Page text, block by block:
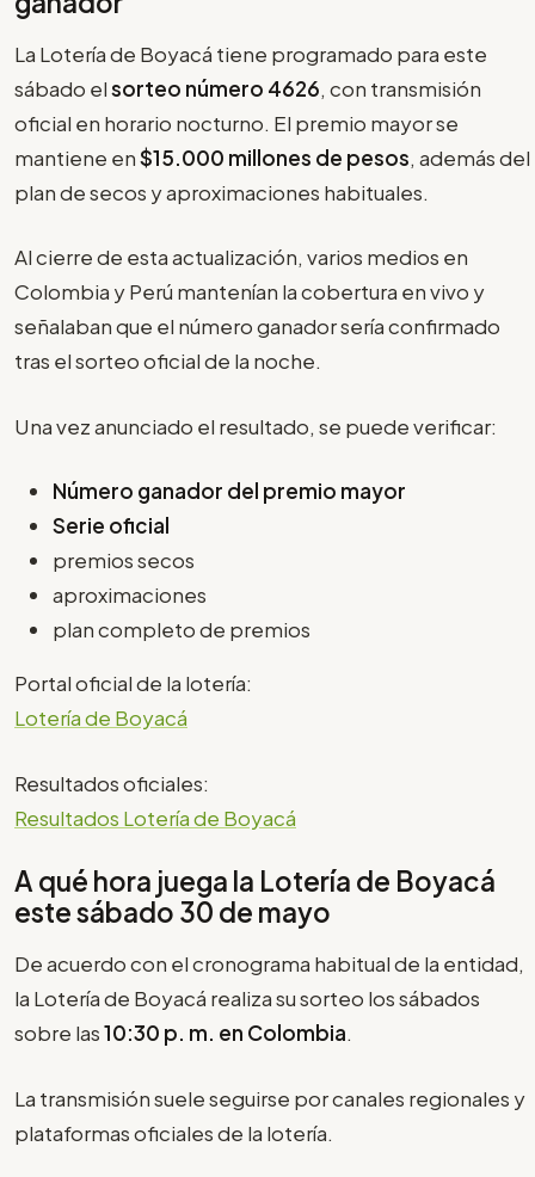
La Lotería de Boyacá tiene programado para este
sábado elsorteo número 4626, con transmisión
oficial en horario nocturno. El premio mayor se
mantiene en$15.000 millones de pesos, además del
plan de secos y aproximaciones habituales.
Al cierre de esta actualización, varios medios en
Colombia y Perú mantenían la cobertura en vivo y
señalaban que el número ganador sería confirmado
tras el sorteo oficial de la noche.
Una vez anunciado el resultado, se puede verificar:
Número ganador del premio mayor
Serie oficial
premios secos
aproximaciones
plan completo de premios
Portal oficial de la lotería:
Lotería de Boyacá
Resultados oficiales:
Resultados Lotería de Boyacá
A qué hora juega la Lotería de Boyacá
este sábado 30 de mayo
De acuerdo con el cronograma habitual de la entidad,
la Lotería de Boyacá realiza su sorteo los sábados
sobre las10:30 p. m. en Colombia.
La transmisión suele seguirse por canales regionales y
plataformas oficiales de la lotería.